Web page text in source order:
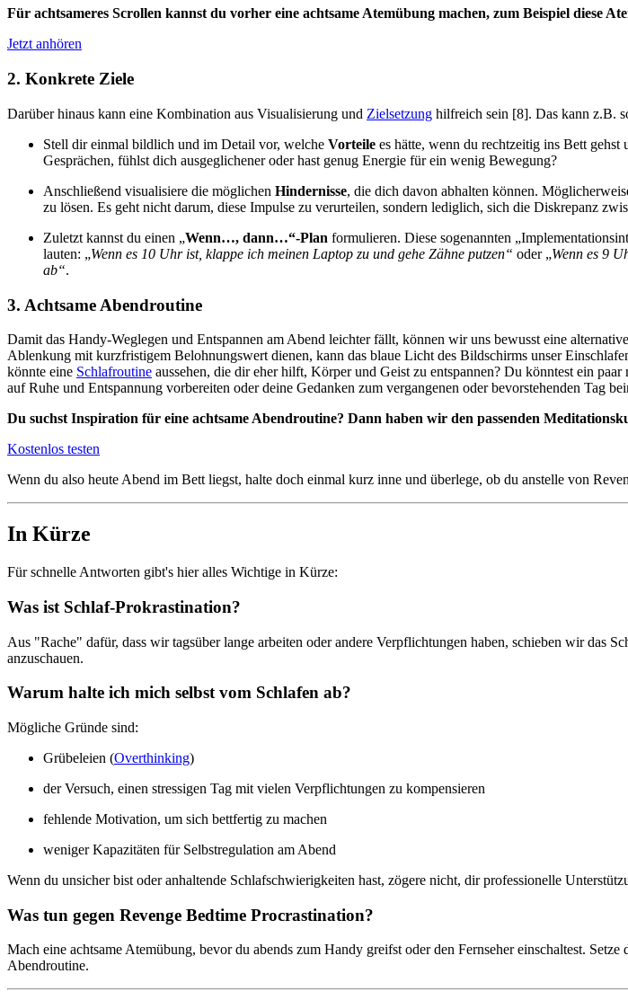
Für achtsameres Scrollen kannst du vorher eine achtsame Atemübung machen, zum Beispiel diese
Jetzt anhören
2. Konkrete Ziele
Darüber hinaus kann eine Kombination aus Visualisierung und Zielsetzung hilfreich sein [8]. Das kann z.B.
Stell dir einmal bildlich und im Detail vor, welche Vorteile es hätte, wenn du rechtzeitig ins Bett gehst
Gesprächen, fühlst dich ausgeglichener oder hast genug Energie für ein wenig Bewegung?
Anschließend visualisiere die möglichen Hindernisse, die dich davon abhalten können.
zu lösen. Es geht nicht darum, diese Impulse zu verurteilen, sondern lediglich, sich die Diskrepanz
Zuletzt kannst du einen „Wenn…, dann…“-Plan formulieren. Diese sogenannten
lauten: „Wenn es 10 Uhr ist, klappe ich meinen Laptop zu und gehe Zähne putzen“ oder „Wenn es 9
ab“.
3. Achtsame Abendroutine
Damit das Handy-Weglegen und Entspannen am Abend leichter fällt, können wir uns bewusst eine alternative
Ablenkung mit kurzfristigem Belohnungswert dienen, kann das blaue Licht des Bildschirms unser
könnte eine Schlafroutine aussehen, die dir eher hilft, Körper und Geist zu entspannen? Du könntest ein
auf Ruhe und Entspannung vorbereiten oder deine Gedanken zum vergangenen oder bevorstehenden Tag
Du suchst Inspiration für eine achtsame Abendroutine? Dann haben wir den passenden
Kostenlos testen
Wenn du also heute Abend im Bett liegst, halte doch einmal kurz inne und überlege, ob du anstelle von
In Kürze
Für schnelle Antworten gibt's hier alles Wichtige in Kürze:
Was ist Schlaf-Prokrastination?
Aus "Rache" dafür, dass wir tagsüber lange arbeiten oder andere Verpflichtungen haben, schieben wir das
anzuschauen.
Warum halte ich mich selbst vom Schlafen ab?
Mögliche Gründe sind:
Grübeleien (Overthinking)
der Versuch, einen stressigen Tag mit vielen Verpflichtungen zu kompensieren
fehlende Motivation, um sich bettfertig zu machen
weniger Kapazitäten für Selbstregulation am Abend
Wenn du unsicher bist oder anhaltende Schlafschwierigkeiten hast, zögere nicht, dir professionelle
Was tun gegen Revenge Bedtime Procrastination?
Mach eine achtsame Atemübung, bevor du abends zum Handy greifst oder den Fernseher einschaltest. Setze
Abendroutine.